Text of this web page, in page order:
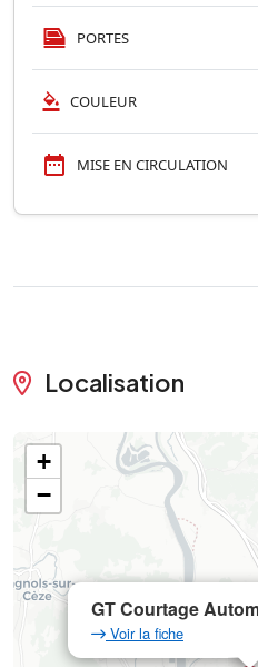
PORTES
COULEUR
MISE EN CIRCULATION
Localisation
GT Courtage
Voir la fiche
+
−